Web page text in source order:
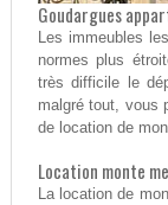
Goudargues
Les immeubles
normes plus
très difficile le
malgré tout, vous
de location de
Location monte
La location de